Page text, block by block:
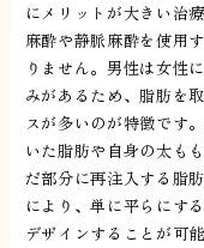
にメリットが大きい治
麻酔や静脈麻酔を使用
りません。男性は女性
みがあるため、脂肪を
スが多いのが特徴です
いた脂肪や自身の太も
だ部分に再注入する脂
により、単に平らにす
デザインすることが可